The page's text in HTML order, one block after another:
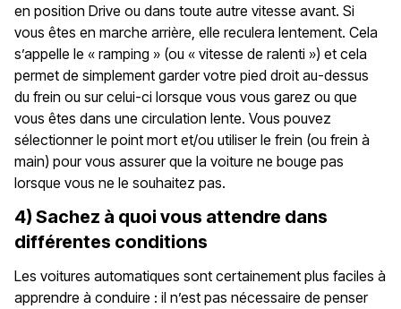
en position Drive ou dans toute autre vitesse avant. Si
vous êtes en marche arrière, elle reculera lentement. Cela
s’appelle le « ramping » (ou « vitesse de ralenti ») et cela
permet de simplement garder votre pied droit au-dessus
du frein ou sur celui-ci lorsque vous vous garez ou que
vous êtes dans une circulation lente. Vous pouvez
sélectionner le point mort et/ou utiliser le frein (ou frein à
main) pour vous assurer que la voiture ne bouge pas
lorsque vous ne le souhaitez pas.
4) Sachez à quoi vous attendre dans
différentes conditions
Les voitures automatiques sont certainement plus faciles à
apprendre à conduire : il n’est pas nécessaire de penser